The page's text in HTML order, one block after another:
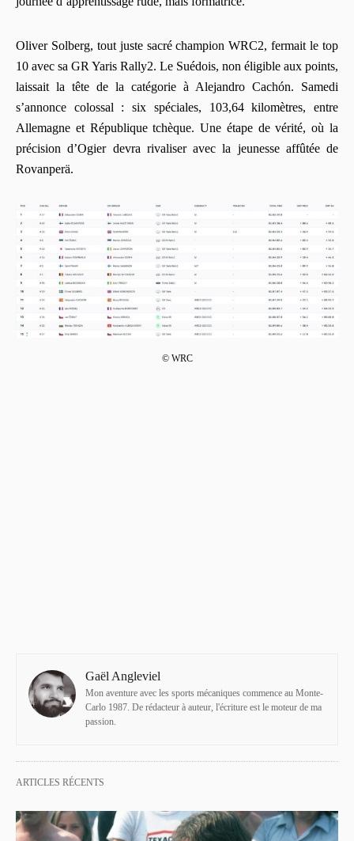
Oliver Solberg, tout juste sacré champion WRC2, fermait le top
10 avec sa GR Yaris Rally2. Le Suédois, non éligible aux points,
laissait la tête de la catégorie à Alejandro Cachón. Samedi
s’annonce colossal : six spéciales, 103,64 kilomètres, entre
Allemagne et République tchèque. Une étape de vérité, où la
précision d’Ogier devra rivaliser avec la jeunesse affûtée de
Rovanperä.
© WRC
Gaël Angleviel
Mon aventure avec les sports mécaniques commence au Monte-
Carlo 1987. De rédacteur à auteur, l'écriture est le moteur de ma
passion.
ARTICLES RÉCENTS